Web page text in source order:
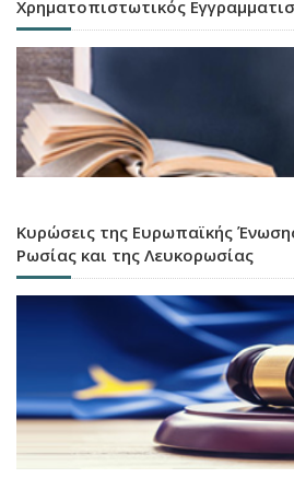
Χρηματοπιστωτικός
Κυρώσεις της Ευρωπαϊκής
Ρωσίας και της Λευκορωσίας